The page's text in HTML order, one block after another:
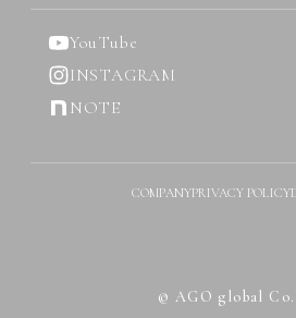
YouTube
INSTAGRAM
NOTE
COMPANYPRIVACY POLICY
© AGO global